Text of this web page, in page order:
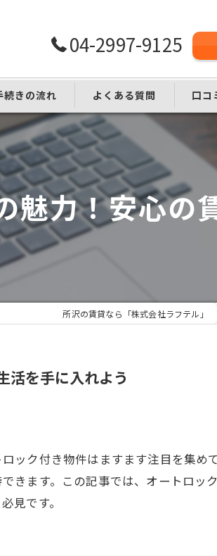
04-2997-9125
続きの流れ よくある質問 口コ
魅力！安心の
所沢の賃貸なら「株式会社ラフテル」
活を手に入れよう
ック付き物件はますます注目を集
きます。この記事では、オートロ
見です。